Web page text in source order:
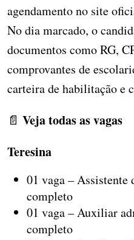
agendamento no site
No dia marcado, o
documentos como RG,
comprovantes de
carteira de habilitação e
📄 Veja todas as vagas
Teresina
01 vaga – Assistente
completo
01 vaga – Auxiliar
completo